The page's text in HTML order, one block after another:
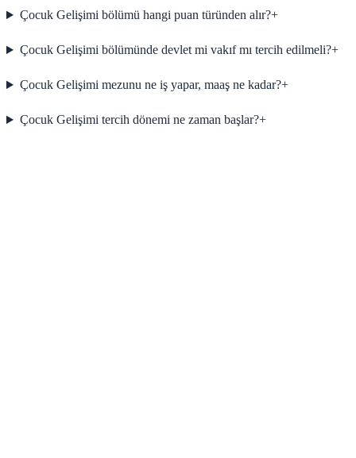
Çocuk Gelişimi bölümü hangi puan türünden alır?+
Çocuk Gelişimi bölümünde devlet mi vakıf mı tercih edilmeli?+
Çocuk Gelişimi mezunu ne iş yapar, maaş ne kadar?+
Çocuk Gelişimi tercih dönemi ne zaman başlar?+